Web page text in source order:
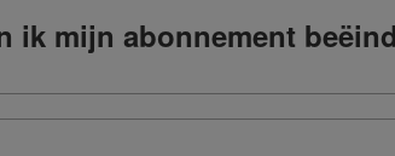
ik mijn abonnement